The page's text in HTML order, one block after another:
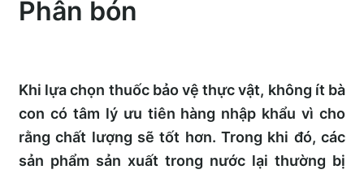
Phân bón
Khi lựa chọn thuốc bảo vệ thực vật, không ít bà
con có tâm lý ưu tiên hàng nhập khẩu vì cho
rằng chất lượng sẽ tốt hơn. Trong khi đó, các
sản phẩm sản xuất trong nước lại thường bị